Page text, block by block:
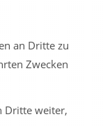
an Dritte zu
Zwecken
Dritte weiter,